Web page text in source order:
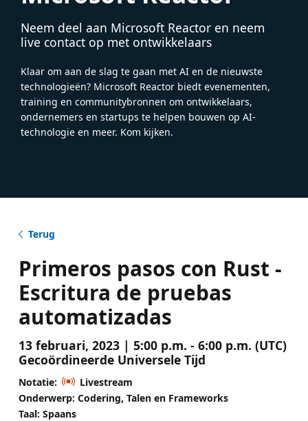
Neem deel aan Microsoft Reactor en neem
live contact op met ontwikkelaars
Klaar om aan de slag te gaan met AI en de nieuwste
technologieën? Microsoft Reactor biedt evenementen,
training en communitybronnen om ontwikkelaars,
ondernemers en startups te helpen bouwen op AI-
technologie en meer. Kom kijken.
Terug
Primeros pasos con Rust -
Escritura de pruebas
automatizadas
13 februari, 2023 | 5:00 p.m. - 6:00 p.m. (UTC)
Gecoördineerde Universele Tijd
Notatie:
Livestream
Onderwerp: Codering, Talen en Frameworks
Taal: Spaans